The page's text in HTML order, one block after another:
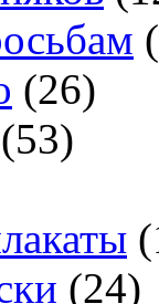
(26)
(53)
(24)